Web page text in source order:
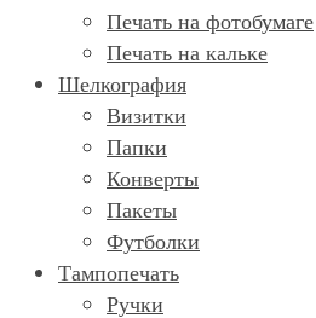
Печать на фотобумаге
Печать на кальке
Шелкография
Визитки
Папки
Конверты
Пакеты
Футболки
Тампопечать
Ручки